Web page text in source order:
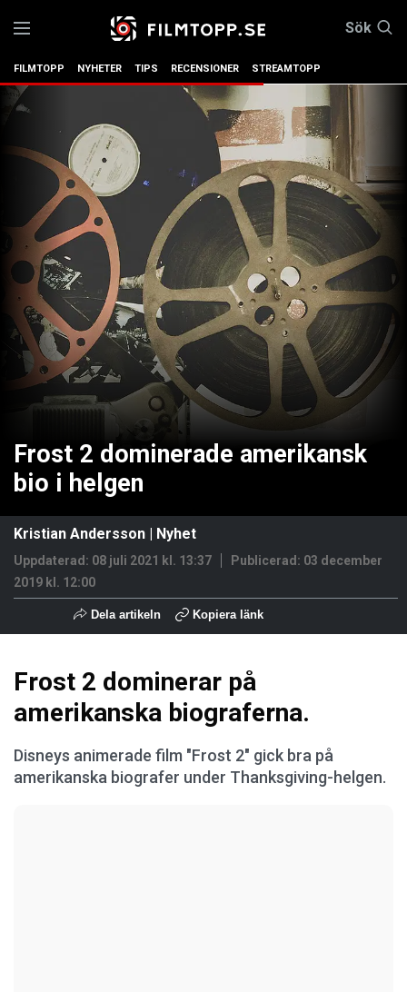
Sök
FILMTOPP NYHETER TIPS RECENSIONER STREAMTOPP
Frost 2 dominerade amerikansk
bio i helgen
Kristian Andersson | Nyhet
Uppdaterad: 08 juli 2021 kl. 13:37 Publicerad: 03 december
2019 kl. 12:00
Dela artikeln Kopiera länk
Frost 2 dominerar på
amerikanska biograferna.
Disneys animerade film "Frost 2" gick bra på
amerikanska biografer under Thanksgiving-helgen.